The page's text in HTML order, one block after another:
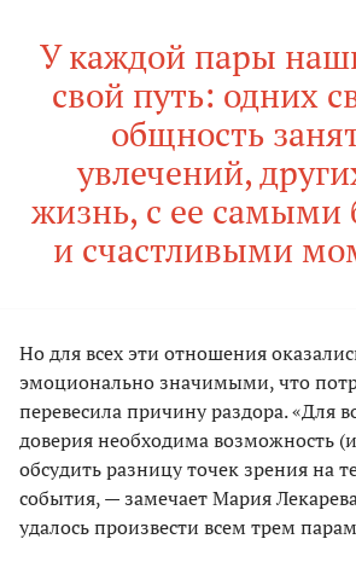
У каждой пары
свой путь: одних
общность
увлечений,
жизнь, с ее самыми
и счастливыми
Но для всех эти отношения
эмоционально значимыми, что
перевесила причину раздора. «Для
доверия необходима возможность
обсудить разницу точек зрения на
события, — замечает Мария
удалось произвести всем трем